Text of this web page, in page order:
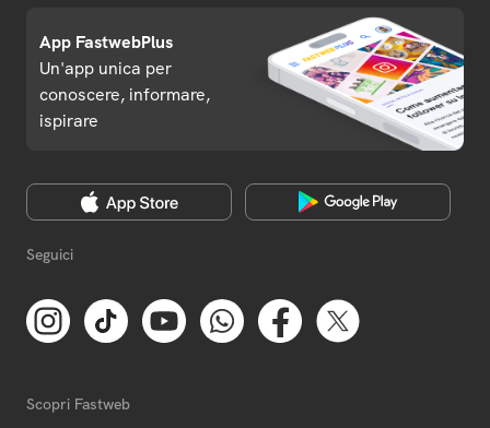
App FastwebPlus
Un'app unica per
conoscere, informare,
ispirare
Seguici
Scopri Fastweb